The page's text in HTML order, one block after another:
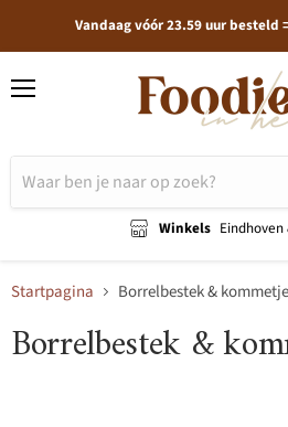
Vandaag vóór 23.59 uur besteld
Winkels
Startpagina Borrelbestek &
Borrelbestek &